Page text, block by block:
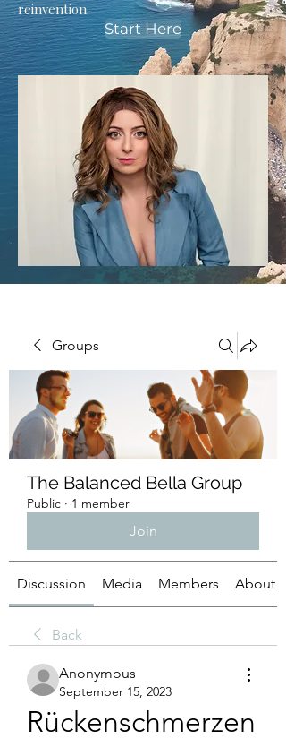
reinvention.
Start Here
Groups
The Balanced Bella Group
Public · 1 member
Join
Discussion Media Members About
Back
Anonymous
September 15, 2023
Rückenschmerzen